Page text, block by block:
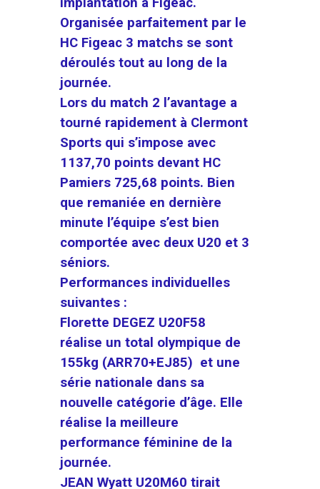
Organisée parfaitement par le
HC Figeac 3 matchs se sont
déroulés tout au long de la
journée.
Lors du match 2 l’avantage a
tourné rapidement à Clermont
Sports qui s’impose avec
1137,70 points devant HC
Pamiers 725,68 points. Bien
que remaniée en dernière
minute l’équipe s’est bien
comportée avec deux U20 et 3
séniors.
Performances individuelles
suivantes :
Florette DEGEZ U20F58
réalise un total olympique de
155kg (ARR70+EJ85) et une
série nationale dans sa
nouvelle catégorie d’âge. Elle
réalise la meilleure
performance féminine de la
journée.
JEAN Wyatt U20M60 tirait